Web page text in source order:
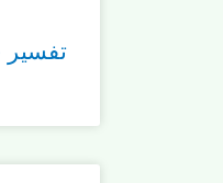
تفسير